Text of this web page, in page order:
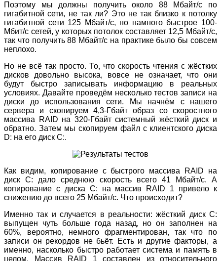
Поэтому мы должны получить около 88 Мбайт/с по
гигабитной сети, не так ли? Это не так близко к потолку
гигабитной сети 125 Мбайт/с, но намного быстрое 100-
Мбит/с сетей, у которых потолок составляет 12,5 Мбайт/с,
так что получить 88 Мбайт/с на практике было бы совсем
неплохо.
Но не всё так просто. То, что скорость чтения с жёстких
дисков довольно высока, вовсе не означает, что они
будут быстро записывать информацию в реальных
условиях. Давайте проведём несколько тестов записи на
диски до использования сети. Мы начнём с нашего
сервера и скопируем 4,3-Гбайт образ со скоростного
массива RAID на 320-Гбайт системный жёсткий диск и
обратно. Затем мы скопируем файл с клиентского диска
D: на его диск C:.
Как видим, копирование с быстрого массива RAID на
диск C: дало среднюю скорость всего 41 Мбайт/с. А
копирование с диска C: на массив RAID 1 привело к
снижению до всего 25 Мбайт/с. Что происходит?
Именно так и случается в реальности: жёсткий диск C:
выпущен чуть больше года назад, но он заполнен на
60%, вероятно, немного фрагментирован, так что по
записи он рекордов не бьёт. Есть и другие факторы, а
именно, насколько быстро работает система и память в
целом. Массив RAID 1 составлен из относительного